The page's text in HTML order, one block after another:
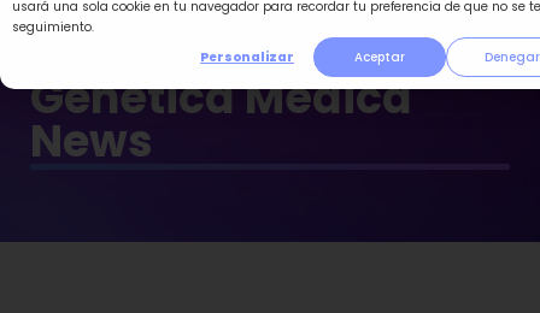
usará una sola cookie en tu navegador para recordar tu preferencia de que no se
seguimiento.
Personalizar
Aceptar Denegar
Genética Médica
News